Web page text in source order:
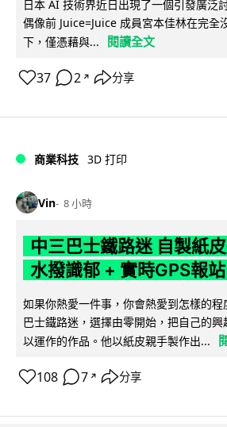
日本 AI 技術界近日出現了一個引發廣泛
偶像前 Juice=Juice 成員宮本佳林在完全
下，僅憑藉與...
閱讀全文
37 2 ↗ 分享
商業科技 3D 打印
Vin 8 小時
中三巴士鐵路迷 自製紙
水撥識郁 + 實時GPS報站
如果你熱愛一件事，你會熱愛到怎樣的
巴士鐵路迷，選擇由零開始，把自己的
以運作的作品。他以紙皮親手製作出...
108 7 ↗ 分享